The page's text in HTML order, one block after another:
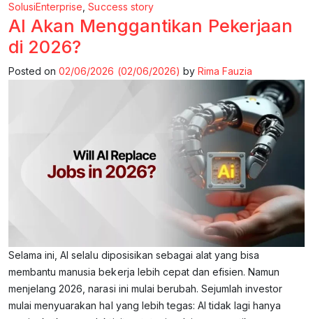
SolusiEnterprise,Success story
AI Akan Menggantikan Pekerjaan
di 2026?
Posted on02/06/2026 (02/06/2026) by Rima Fauzia
Selama ini, AI selalu diposisikan sebagai alat yang bisa
membantu manusia bekerja lebih cepat dan efisien. Namun
menjelang 2026, narasi ini mulai berubah. Sejumlah investor
mulai menyuarakan hal yang lebih tegas: AI tidak lagi hanya